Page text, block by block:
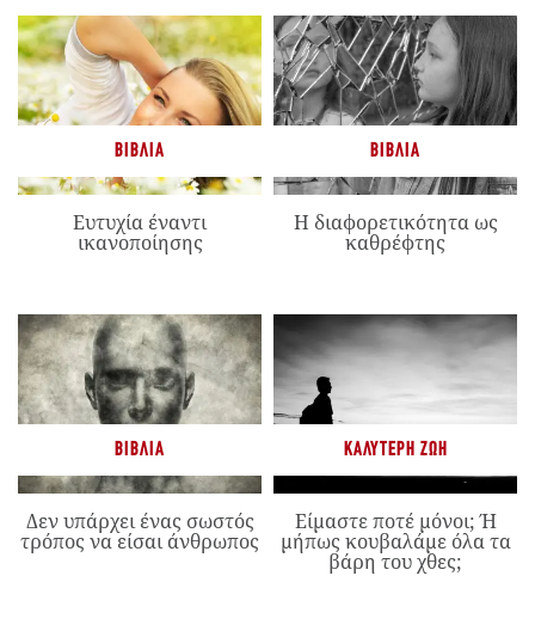
ΒΙΒΛΊΑ
Ευτυχία έναντι
ικανοποίησης
ΒΙΒΛΊΑ
Η διαφορετικότητα ως
καθρέφτης
ΒΙΒΛΊΑ
Δεν υπάρχει ένας σωστός
τρόπος να είσαι άνθρωπος
ΚΑΛΎΤΕΡΗ ΖΩΉ
Είμαστε ποτέ μόνοι; Ή
μήπως κουβαλάμε όλα τα
βάρη του χθες;